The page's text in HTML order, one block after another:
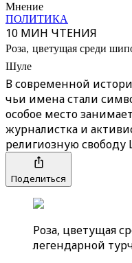
Мнение
ПОЛИТИКА
10 МИН ЧТЕНИЯ
Роза, цветущая среди
Шуле
В современной
чьи имена стали
особое место
журналистка и
религиозную
Поделиться
Роза, цветущая
легендарной